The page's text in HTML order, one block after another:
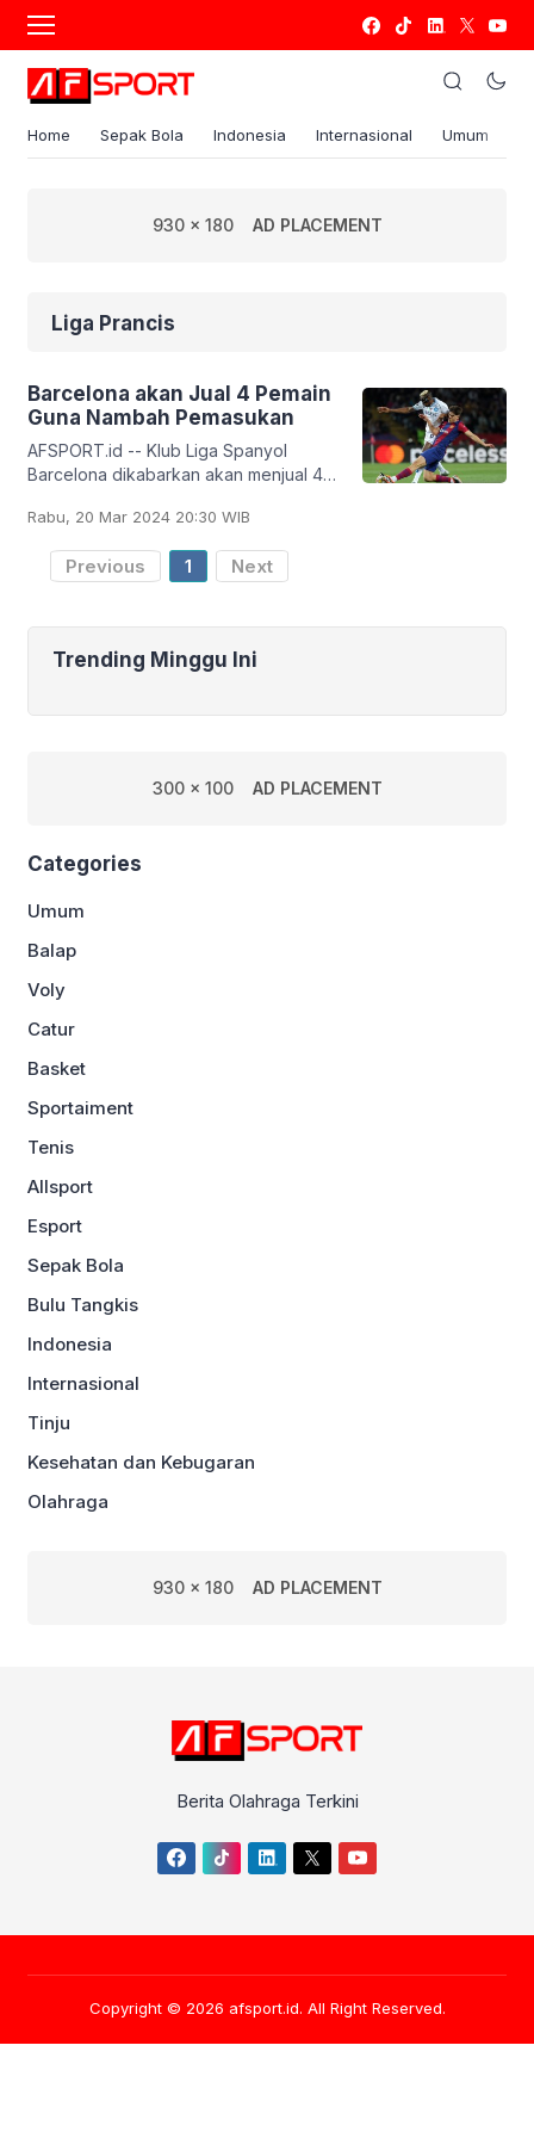
Home Sepak Bola Indonesia Internasional Umum
930 x 180 AD PLACEMENT
Liga Prancis
Barcelona akan Jual 4 Pemain
Guna Nambah Pemasukan
AFSPORT.id -- Klub Liga Spanyol
Barcelona dikabarkan akan menjual 4
panas mendatang untuk menambah
pemasukan bagi
Rabu, 20 Mar 2024 20:30 WIB
Previous 1 Next
Trending Minggu Ini
300 x 100 AD PLACEMENT
Categories
Umum
Balap
Voly
Catur
Basket
Sportaiment
Tenis
Allsport
Esport
Sepak Bola
Bulu Tangkis
Indonesia
Internasional
Tinju
Kesehatan dan Kebugaran
Olahraga
930 x 180 AD PLACEMENT
Berita Olahraga Terkini
Copyright © 2026 afsport.id. All Right Reserved.